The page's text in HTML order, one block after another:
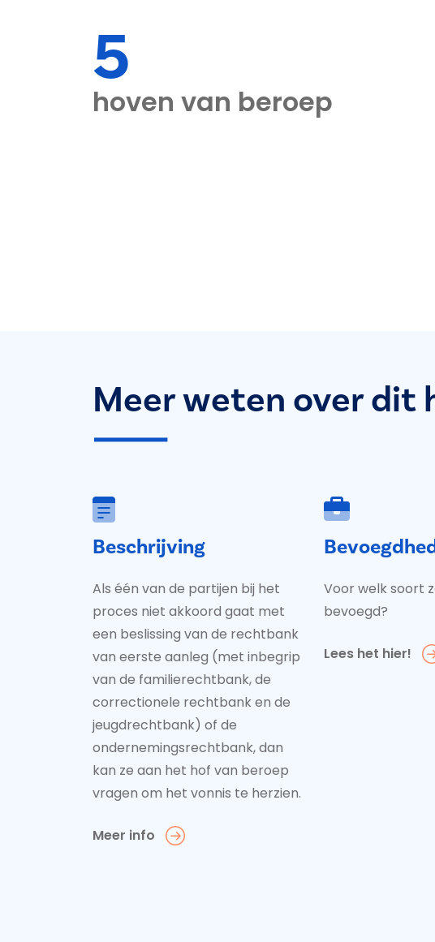
5
hoven van beroep
Meer weten over dit
Beschrijving
Als één van de partijen bij het
proces niet akkoord gaat met
een beslissing van de rechtbank
van eerste aanleg (met inbegrip
van de familierechtbank, de
correctionele rechtbank en de
jeugdrechtbank) of de
ondernemingsrechtbank, dan
kan ze aan het hof van beroep
vragen om het vonnis te herzien.
Meer info
Voor welk soort
bevoegd?
Lees het hier!